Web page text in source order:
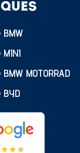
BMW
MINI
MOTORRAD
BYD
★★★
★